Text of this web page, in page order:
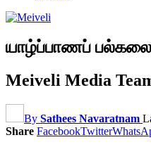
யாழ்ப்பாணப்
Meiveli Media
By Sathees Navaratnam
Share FacebookTwitter